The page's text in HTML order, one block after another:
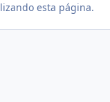
esta página.